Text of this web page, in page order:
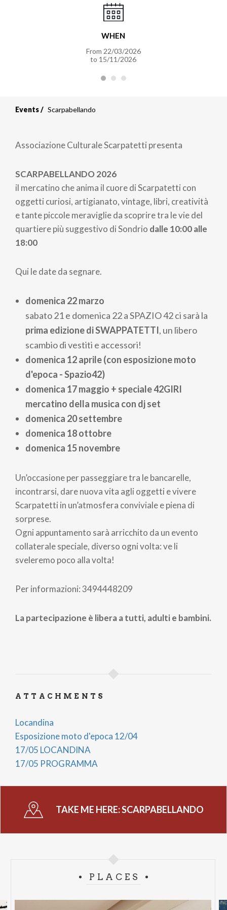
WHEN
From 22/03/2026
to 15/11/2026
Events Scarpabellando
Associazione Culturale Scarpatetti presenta
SCARPABELLANDO 2026
il mercatino che anima il cuore di Scarpatetti con
oggetti curiosi, artigianato, vintage, libri, creatività
e tante piccole meraviglie da scoprire tra le vie del
quartiere più suggestivo di Sondrio dalle 10:00 alle
18:00
Qui le date da segnare.
domenica 22 marzo
sabato 21 e domenica 22 a SPAZIO 42 ci sarà la
prima edizione di SWAPPATETTI, un libero
scambio di vestiti e accessori!
domenica 12 aprile (con esposizione moto
d'epoca - Spazio42)
domenica 17 maggio + speciale 42GIRI
mercatino della musica con dj set
domenica 20 settembre
domenica 18 ottobre
domenica 15 novembre
Un’occasione per passeggiare tra le bancarelle,
incontrarsi, dare nuova vita agli oggetti e vivere
Scarpatetti in un’atmosfera conviviale e piena di
sorprese.
Ogni appuntamento sarà arricchito da un evento
collaterale speciale, diverso ogni volta: ve li
sveleremo poco alla volta!
Per informazioni: 3494448209
La partecipazione è libera a tutti, adulti e bambini.
ATTACHMENTS
Locandina
Esposizione moto d'epoca 12/04
17/05 LOCANDINA
17/05 PROGRAMMA
TAKE ME HERE:SCARPABELLANDO
PLACES